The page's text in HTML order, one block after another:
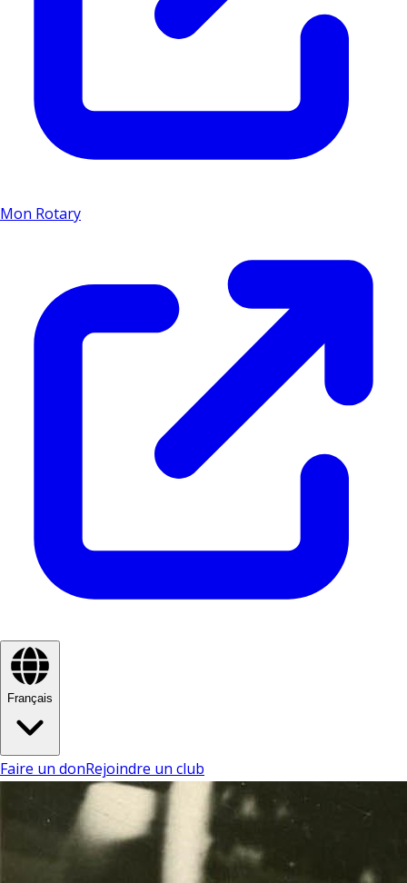
Mon Rotary
Français
Faire un donRejoindre un club